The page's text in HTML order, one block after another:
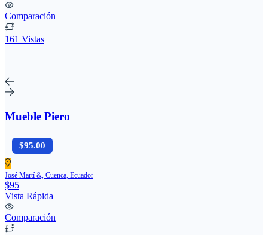
Comparación
161 Vistas
Mueble Piero
$95.00
José Martí &, Cuenca, Ecuador
$95
Vista Rápida
Comparación